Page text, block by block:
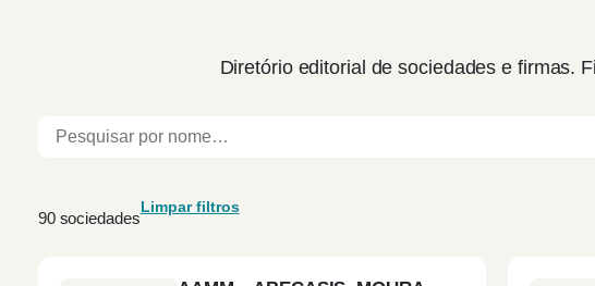
Diretório editorial de sociedades e firmas.
90 sociedades
Limpar filtros